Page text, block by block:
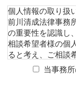
個人情報の取り扱
前川清成法律事務
の重要性を認識し
相談希望者様の個
ると考え、ご相談
ただけるように当
に従い、厳重に取
1. 個人情報の利用
当事務